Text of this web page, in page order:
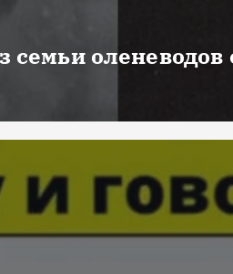
оленеводов